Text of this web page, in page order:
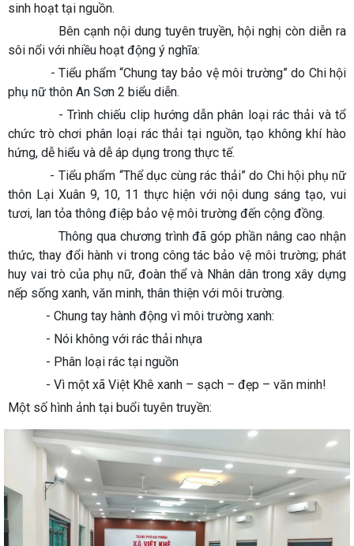
sinh hoạt tại nguồn.
Bên cạnh nội dung tuyên truyền, hội nghị còn diễn ra
sôi nổi với nhiều hoạt động ý nghĩa:
- Tiểu phẩm “Chung tay bảo vệ môi trường” do Chi hội
phụ nữ thôn An Sơn 2 biểu diễn.
- Trình chiếu clip hướng dẫn phân loại rác thải và tổ
chức trò chơi phân loại rác thải tại nguồn, tạo không khí hào
hứng, dễ hiểu và dễ áp dụng trong thực tế.
- Tiểu phẩm “Thể dục cùng rác thải” do Chi hội phụ nữ
thôn Lại Xuân 9, 10, 11 thực hiện với nội dung sáng tạo, vui
tươi, lan tỏa thông điệp bảo vệ môi trường đến cộng đồng.
Thông qua chương trình đã góp phần nâng cao nhận
thức, thay đổi hành vi trong công tác bảo vệ môi trường; phát
huy vai trò của phụ nữ, đoàn thể và Nhân dân trong xây dựng
nếp sống xanh, văn minh, thân thiện với môi trường.
- Chung tay hành động vì môi trường xanh:
- Nói không với rác thải nhựa
- Phân loại rác tại nguồn
- Vì một xã Việt Khê xanh – sạch – đẹp – văn minh!
Một số hình ảnh tại buổi tuyên truyền: